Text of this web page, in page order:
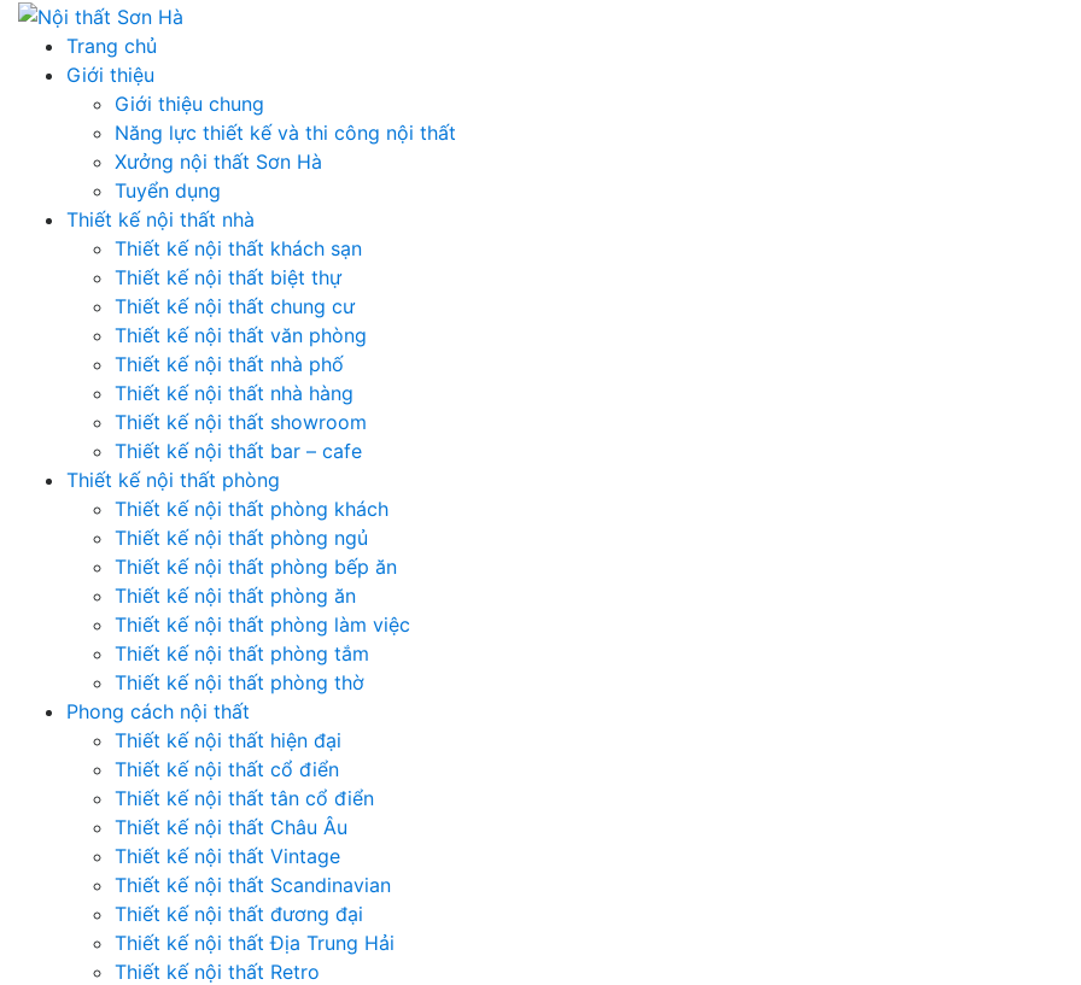
Skip
content
Trang chủ
Giới thiệu
Giới thiệu chung
Năng lực thiết kế và thi công nội thất
Xưởng nội thất Sơn Hà
Tuyển dụng
Thiết kế nội thất nhà
Thiết kế nội thất khách sạn
Thiết kế nội thất biệt thự
Thiết kế nội thất chung cư
Thiết kế nội thất văn phòng
Thiết kế nội thất nhà phố
Thiết kế nội thất nhà hàng
Thiết kế nội thất showroom
Thiết kế nội thất bar – cafe
Thiết kế nội thất phòng
Thiết kế nội thất phòng khách
Thiết kế nội thất phòng ngủ
Thiết kế nội thất phòng bếp ăn
Thiết kế nội thất phòng ăn
Thiết kế nội thất phòng làm việc
Thiết kế nội thất phòng tắm
Thiết kế nội thất phòng thờ
Phong cách nội thất
Thiết kế nội thất hiện đại
Thiết kế nội thất cổ điển
Thiết kế nội thất tân cổ điển
Thiết kế nội thất Châu Âu
Thiết kế nội thất Vintage
Thiết kế nội thất Scandinavian
Thiết kế nội thất đương đại
Thiết kế nội thất Địa Trung Hải
Thiết kế nội thất Retro